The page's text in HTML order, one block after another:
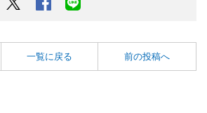
一覧に戻る 前の投稿へ